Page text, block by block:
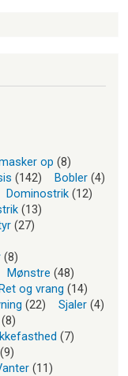
op (8)
(142) Bobler (4)
Dominostrik (12)
(13)
(27)
(8)
Mønstre (48)
og vrang (14)
(22) Sjaler (4)
(8)
(7)
(9)
(11)